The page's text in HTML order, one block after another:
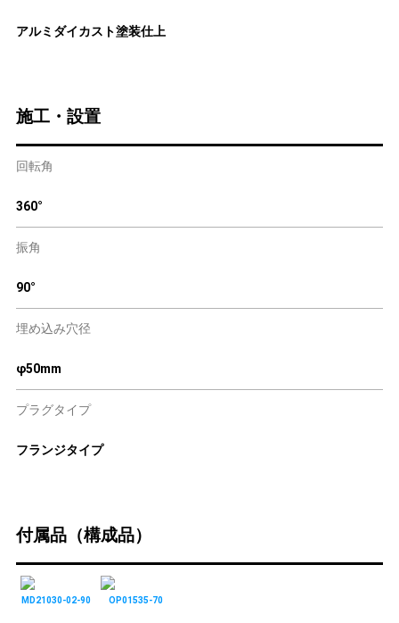
アルミダイカスト塗装仕上
施工・設置
回転角
360°
振角
90°
埋め込み穴径
φ50mm
プラグタイプ
フランジタイプ
付属品（構成品）
MD21030-02-90 OP01535-70